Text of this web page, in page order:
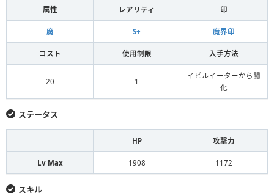
属性 レアリティ 印
魔 S+ 魔界印
コスト 使用制限 入手方法
20 1
イビルイーターから闘
化
ステータス
HP 攻撃力
Lv Max 1908 1172
スキル